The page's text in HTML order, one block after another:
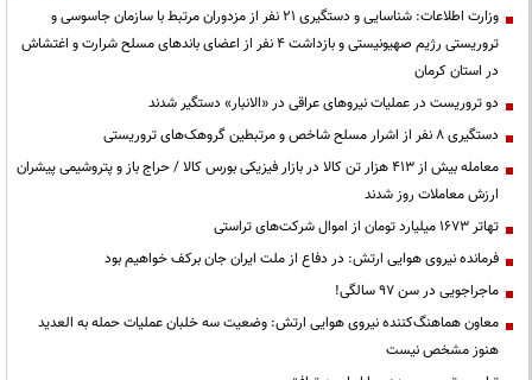
وزارت اطلاعات: شناسایی و دستگیری ۲۱ نفر از مزدوران مرتبط با سازمان جاسوسی و
تروریستی رژیم صهیونیستی و بازداشت ۴ نفر از اعضای باندهای مسلح شرارت و اغتشاش
در استان کرمان
دو تروریست در عملیات نیروهای عراقی در «الانبار» دستگیر شدند
دستگیری ۸ نفر از اشرار مسلح شاخص و مرتبطین گروهک‌های تروریستی
معامله بیش از ۴۱۳ هزار تن کالا در بازار فیزیکی بورس کالا / حراج باز و پتروشیمی پیشران
ارزش معاملات روز شدند
تهاتر ۱۶۷۳ میلیارد تومان از اموال شرکت‌های تراستی
فرمانده نیروی هوایی ارتش: در دفاع از ملت ایران جان برکف خواهیم بود
ماجراجویی در سن ۹۷ سالگی!
معاون هماهنگ‌کننده نیروی هوایی ارتش: وضعیت سه خلبان عملیات حمله به العدید
هنوز مشخص نیست